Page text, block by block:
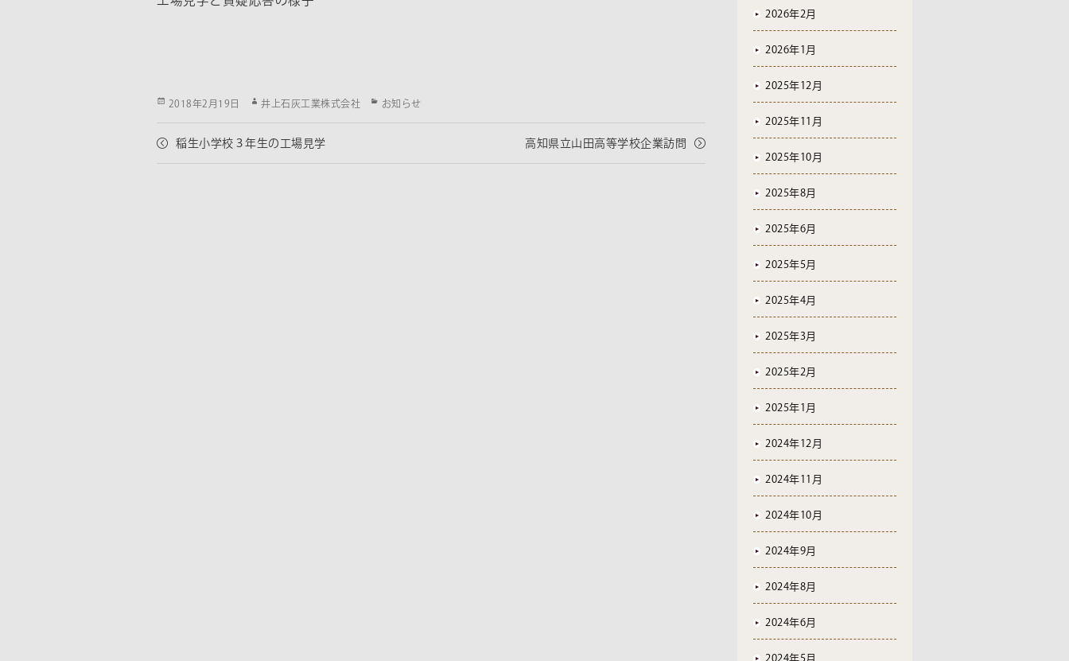
Posted
2018年2月19日 Author
井上石灰工業株式会社 Categories
お知らせ
稲生小学校３年生の工場見学 高知県立山田高等学校企業訪問
2026年2月
2026年1月
2025年12月
2025年11月
2025年10月
2025年8月
2025年6月
2025年5月
2025年4月
2025年3月
2025年2月
2025年1月
2024年12月
2024年11月
2024年10月
2024年9月
2024年8月
2024年6月
2024年5月